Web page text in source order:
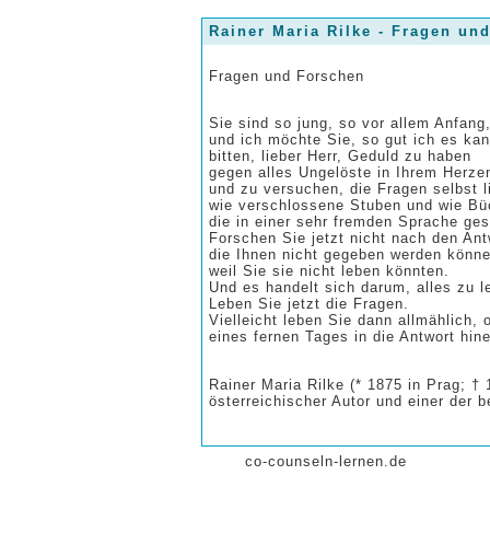
Rainer Maria Rilke - Fragen
Fragen und Forschen
Sie sind so jung, so vor allem Anfang,
und ich möchte Sie, so gut ich es
bitten, lieber Herr, Geduld zu haben
gegen alles Ungelöste in Ihrem
und zu versuchen, die Fragen selbst
wie verschlossene Stuben und wie
die in einer sehr fremden Sprache
Forschen Sie jetzt nicht nach den
die Ihnen nicht gegeben werden
weil Sie sie nicht leben könnten.
Und es handelt sich darum, alles zu
Leben Sie jetzt die Fragen.
Vielleicht leben Sie dann allmählich,
eines fernen Tages in die Antwort
Rainer Maria Rilke (* 1875 in Prag; †
österreichischer Autor und einer der
co-counseln-lernen.de